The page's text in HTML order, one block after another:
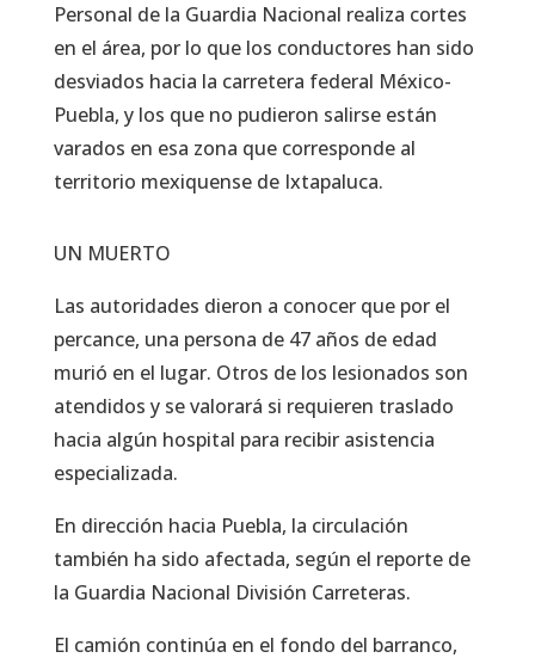
Personal de la Guardia Nacional realiza cortes
en el área, por lo que los conductores han sido
desviados hacia la carretera federal México-
Puebla, y los que no pudieron salirse están
varados en esa zona que corresponde al
territorio mexiquense de Ixtapaluca.
UN MUERTO
Las autoridades dieron a conocer que por el
percance, una persona de 47 años de edad
murió en el lugar. Otros de los lesionados son
atendidos y se valorará si requieren traslado
hacia algún hospital para recibir asistencia
especializada.
En dirección hacia Puebla, la circulación
también ha sido afectada, según el reporte de
la Guardia Nacional División Carreteras.
El camión continúa en el fondo del barranco,